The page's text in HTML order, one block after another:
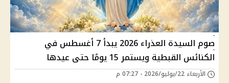
صوم السيدة العذراء 2026 يبدأ 7 أغسطس في
الكنائس القبطية ويستمر 15 يومًا حتى عيدها
الأربعاء 22/يوليو/2026 - 07:27 م